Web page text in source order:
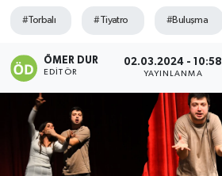
#Torbalı #Tiyatro #Buluşma
ÖMER DUR
EDITÖR
02.03.2024 - 10:58
YAYINLANMA
Haber Arşivi